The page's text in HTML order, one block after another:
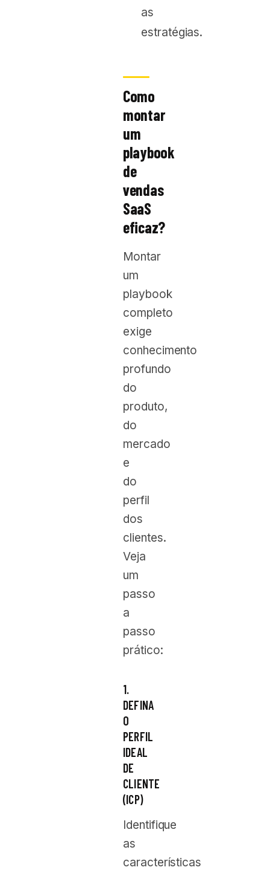
as
estratégias.
Como
montar
um
playbook
de
vendas
SaaS
eficaz?
Montar
um
playbook
completo
exige
conhecimento
profundo
do
produto,
do
mercado
e
do
perfil
dos
clientes.
Veja
um
passo
a
passo
prático:
1.
DEFINA
O
PERFIL
IDEAL
DE
CLIENTE
(ICP)
Identifique
as
características